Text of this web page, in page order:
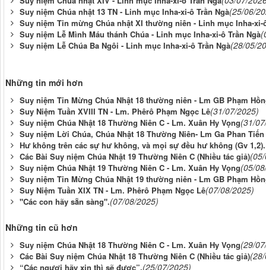
Suy niệm Chúa nhật 13 TN - Linh mục Inha-xi-ô Trần Ngà(25/06/
Suy niệm Tin mừng Chúa nhật XI thường niên - Linh mục Inha-xi-
Suy niệm Lễ Mình Máu thánh Chúa - Linh mục Inha-xi-ô Trần Ngà
Suy niệm Lễ Chúa Ba Ngôi - Linh mục Inha-xi-ô Trần Ngà(28/05/
Những tin mới hơn
Suy niệm Tin Mừng Chúa Nhật 18 thường niên - Lm GB Phạm
Suy Niệm Tuần XVIII TN - Lm. Phêrô Phạm Ngọc Lê(31/07/2025)
Suy niệm Chúa Nhật 18 Thường Niên C - Lm. Xuân Hy Vọng(31/
Suy niệm Lời Chúa, Chúa Nhật 18 Thường Niên- Lm Ga Phan
Hư không trên các sự hư không, và mọi sự đều hư không (Gv 1,2).
Các Bài Suy niệm Chúa Nhật 19 Thường Niên C (Nhiều tác giả)
Suy niệm Chúa Nhật 19 Thường Niên C - Lm. Xuân Hy Vọng(05/
Suy niệm Tin Mừng Chúa Nhật 19 thường niên - Lm GB Phạm
Suy Niệm Tuần XIX TN - Lm. Phêrô Phạm Ngọc Lê(07/08/2025)
"Các con hãy sẵn sàng".(07/08/2025)
Những tin cũ hơn
Suy niệm Chúa Nhật 18 Thường Niên C - Lm. Xuân Hy Vọng(29/
Các Bài Suy niệm Chúa Nhật 18 Thường Niên C (Nhiều tác giả)
“Các ngươi hãy xin thì sẽ được”.(25/07/2025)